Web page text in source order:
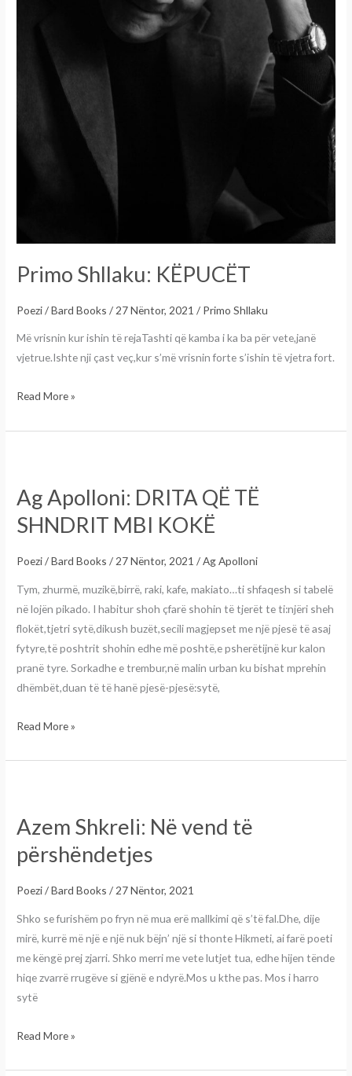
Primo Shllaku: KËPUCËT
Poezi/Bard Books/ 27 Nëntor, 2021/ Primo Shllaku
Më vrisnin kur ishin të rejaTashti që kamba i ka ba për vete,janë
vjetrue.Ishte nji çast veç,kur s’më vrisnin forte s’ishin të vjetra fort.
Read More »
Ag Apolloni: DRITA QË TË
SHNDRIT MBI KOKË
Poezi/Bard Books/ 27 Nëntor, 2021/Ag Apolloni
Tym, zhurmë, muzikë,birrë, raki, kafe, makiato…ti shfaqesh si tabelë
në lojën pikado. I habitur shoh çfarë shohin të tjerët te ti:njëri sheh
flokët,tjetri sytë,dikush buzët,secili magjepset me një pjesë të asaj
fytyre,të poshtrit shohin edhe më poshtë,e psherëtijnë kur kalon
pranë tyre. Sorkadhe e trembur,në malin urban ku bishat mprehin
dhëmbët,duan të të hanë pjesë-pjesë:sytë,
DRITA
QË
TË
SHNDRIT
KOKË
Read More »
Azem Shkreli: Në vend të
përshëndetjes
Poezi/Bard Books/ 27 Nëntor, 2021
Shko se furishëm po fryn në mua erë mallkimi që s’të fal.Dhe, dije
mirë, kurrë më një e një nuk bëjn’ një si thonte Hikmeti, ai farë poeti
me këngë prej zjarri. Shko merri me vete lutjet tua, edhe hijen tënde
hiqe zvarrë rrugëve si gjënë e ndyrë.Mos u kthe pas. Mos i harro
sytë
Në
vend
të
përshëndetjes
Read More »